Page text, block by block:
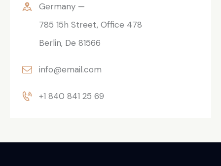
Germany —
785 15h Street, Office 478
Berlin, De 81566
info@email.com
+1 840 841 25 69